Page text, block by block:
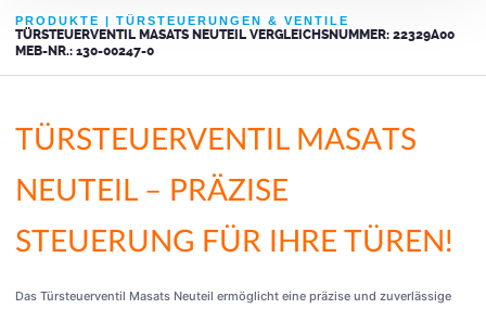
PRODUKTE TÜRSTEUERUNGEN & VENTILE
TÜRSTEUERVENTIL MASATS NEUTEIL VERGLEICHSNUMMER: 22329A00
MEB-NR.: 130-00247-0
TÜRSTEUERVENTIL MASATS
NEUTEIL – PRÄZISE
STEUERUNG FÜR IHRE TÜREN!
Das Türsteuerventil Masats Neuteil ermöglicht eine präzise und zuverlässige